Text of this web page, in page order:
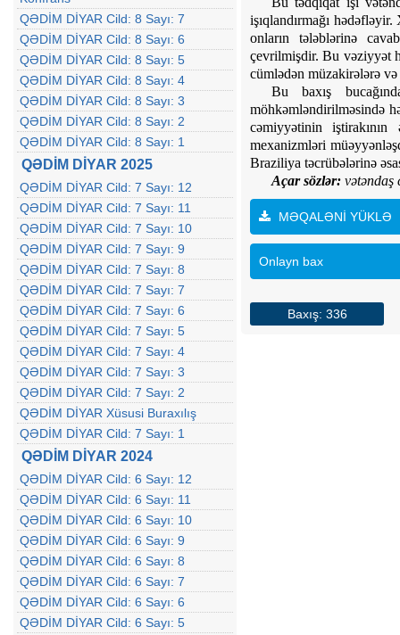
QƏDİM DİYAR Cild: 8 Sayı: 7
QƏDİM DİYAR Cild: 8 Sayı: 6
QƏDİM DİYAR Cild: 8 Sayı: 5
QƏDİM DİYAR Cild: 8 Sayı: 4
QƏDİM DİYAR Cild: 8 Sayı: 3
QƏDİM DİYAR Cild: 8 Sayı: 2
QƏDİM DİYAR Cild: 8 Sayı: 1
QƏDİM DİYAR 2025
QƏDİM DİYAR Cild: 7 Sayı: 12
QƏDİM DİYAR Cild: 7 Sayı: 11
QƏDİM DİYAR Cild: 7 Sayı: 10
QƏDİM DİYAR Cild: 7 Sayı: 9
QƏDİM DİYAR Cild: 7 Sayı: 8
QƏDİM DİYAR Cild: 7 Sayı: 7
QƏDİM DİYAR Cild: 7 Sayı: 6
QƏDİM DİYAR Cild: 7 Sayı: 5
QƏDİM DİYAR Cild: 7 Sayı: 4
QƏDİM DİYAR Cild: 7 Sayı: 3
QƏDİM DİYAR Cild: 7 Sayı: 2
QƏDİM DİYAR Xüsusi Buraxılış
QƏDİM DİYAR Cild: 7 Sayı: 1
QƏDİM DİYAR 2024
QƏDİM DİYAR Cild: 6 Sayı: 12
QƏDİM DİYAR Cild: 6 Sayı: 11
QƏDİM DİYAR Cild: 6 Sayı: 10
QƏDİM DİYAR Cild: 6 Sayı: 9
QƏDİM DİYAR Cild: 6 Sayı: 8
QƏDİM DİYAR Cild: 6 Sayı: 7
QƏDİM DİYAR Cild: 6 Sayı: 6
QƏDİM DİYAR Cild: 6 Sayı: 5
işıqlandırmağı
onların tələblərinə
çevrilmişdir. Bu vəziyyət
cümlədən müzakirələrə
Bu baxış
möhkəmləndirilməsində
cəmiyyətinin
mexanizmləri
Braziliya təcrübələrinə
Açar sözlər: vətəndaş
MƏQALƏNİ YÜKLƏ
Onlayn bax
Baxış: 336